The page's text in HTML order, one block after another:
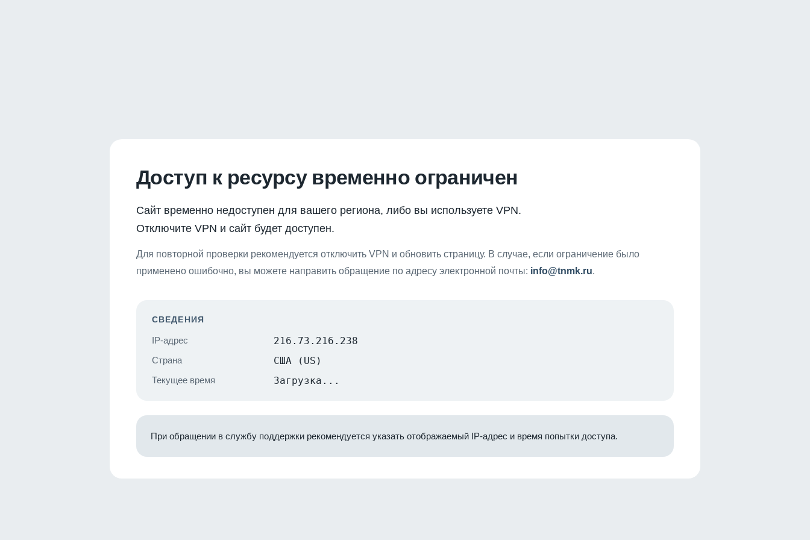
Доступ к ресурсу временно ограничен
Сайт временно недоступен для вашего региона, либо вы используете VPN.
Отключите VPN и сайт будет доступен.
Для повторной проверки рекомендуется отключить VPN и обновить страницу. В случае, если ограничение было
применено ошибочно, вы можете направить обращение по адресу электронной почты: info@tnmk.ru.
СВЕДЕНИЯ
IP-адрес 216.73.216.238
Страна США (US)
Текущее время Загрузка...
При обращении в службу поддержки рекомендуется указать отображаемый IP-адрес и время попытки доступа.